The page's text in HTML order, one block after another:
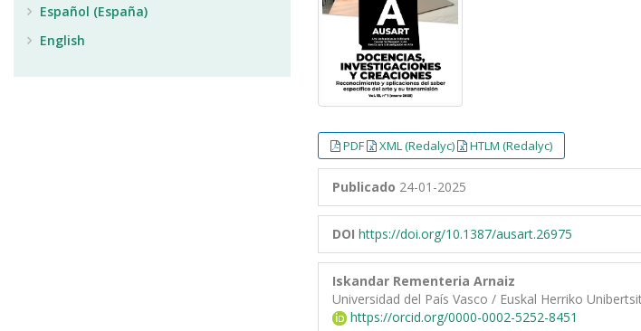
PDF XML (Redalyc) HTLM (Redalyc)
Publicado 24-01-2025
DOI https://doi.org/10.1387/ausart.26975
Iskandar Rementeria Arnaiz
Universidad del País Vasco / Euskal Herriko
https://orcid.org/0000-0002-5252-8451
Español (España)
English